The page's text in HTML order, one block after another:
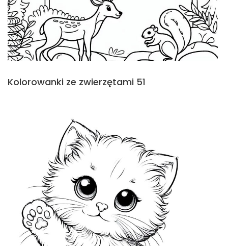
Kolorowanki ze zwierzętami 51